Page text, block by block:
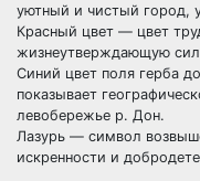
уютный и чистый город,
Красный цвет — цвет
жизнеутверждающую
Синий цвет поля герба
показывает
левобережье р. Дон.
Лазурь — символ
искренности и